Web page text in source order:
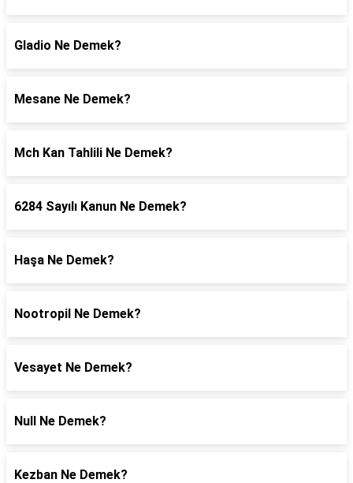
Gladio Ne Demek?
Mesane Ne Demek?
Mch Kan Tahlili Ne Demek?
6284 Sayılı Kanun Ne Demek?
Haşa Ne Demek?
Nootropil Ne Demek?
Vesayet Ne Demek?
Null Ne Demek?
Kezban Ne Demek?